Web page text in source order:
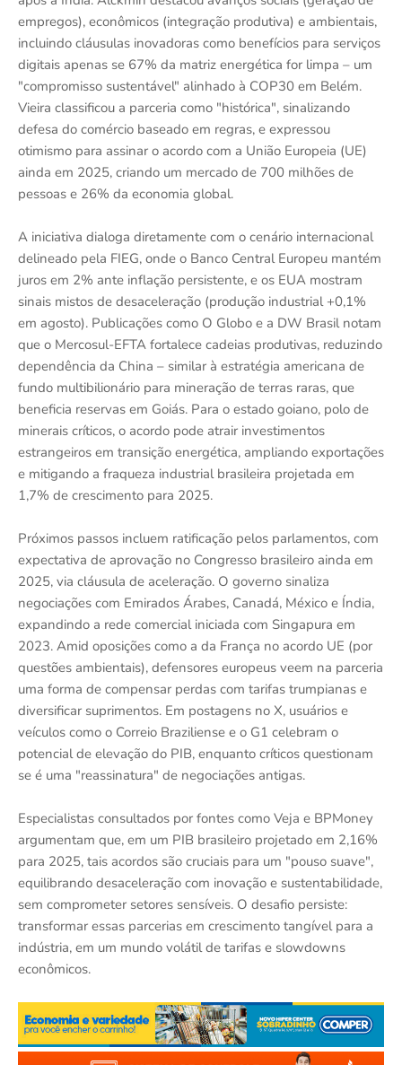
empregos), econômicos (integração produtiva) e ambientais,
incluindo cláusulas inovadoras como benefícios para serviços
digitais apenas se 67% da matriz energética for limpa – um
"compromisso sustentável" alinhado à COP30 em Belém.
Vieira classificou a parceria como "histórica", sinalizando
defesa do comércio baseado em regras, e expressou
otimismo para assinar o acordo com a União Europeia (UE)
ainda em 2025, criando um mercado de 700 milhões de
pessoas e 26% da economia global.
A iniciativa dialoga diretamente com o cenário internacional
delineado pela FIEG, onde o Banco Central Europeu mantém
juros em 2% ante inflação persistente, e os EUA mostram
sinais mistos de desaceleração (produção industrial +0,1%
em agosto). Publicações como O Globo e a DW Brasil notam
que o Mercosul-EFTA fortalece cadeias produtivas, reduzindo
dependência da China – similar à estratégia americana de
fundo multibilionário para mineração de terras raras, que
beneficia reservas em Goiás. Para o estado goiano, polo de
minerais críticos, o acordo pode atrair investimentos
estrangeiros em transição energética, ampliando exportações
e mitigando a fraqueza industrial brasileira projetada em
1,7% de crescimento para 2025.
Próximos passos incluem ratificação pelos parlamentos, com
expectativa de aprovação no Congresso brasileiro ainda em
2025, via cláusula de aceleração. O governo sinaliza
negociações com Emirados Árabes, Canadá, México e Índia,
expandindo a rede comercial iniciada com Singapura em
2023. Amid oposições como a da França no acordo UE (por
questões ambientais), defensores europeus veem na parceria
uma forma de compensar perdas com tarifas trumpianas e
diversificar suprimentos. Em postagens no X, usuários e
veículos como o Correio Braziliense e o G1 celebram o
potencial de elevação do PIB, enquanto críticos questionam
se é uma "reassinatura" de negociações antigas.
Especialistas consultados por fontes como Veja e BPMoney
argumentam que, em um PIB brasileiro projetado em 2,16%
para 2025, tais acordos são cruciais para um "pouso suave",
equilibrando desaceleração com inovação e sustentabilidade,
sem comprometer setores sensíveis. O desafio persiste:
transformar essas parcerias em crescimento tangível para a
indústria, em um mundo volátil de tarifas e slowdowns
econômicos.